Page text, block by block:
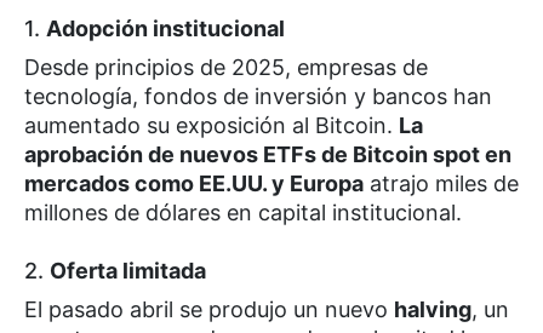
1. Adopción institucional
Desde principios de 2025, empresas de
tecnología, fondos de inversión y bancos han
aumentado su exposición al Bitcoin. La
aprobación de nuevos ETFs de Bitcoin spot en
mercados como EE.UU. y Europa atrajo miles de
millones de dólares en capital institucional.
2. Oferta limitada
El pasado abril se produjo un nuevo halving, un